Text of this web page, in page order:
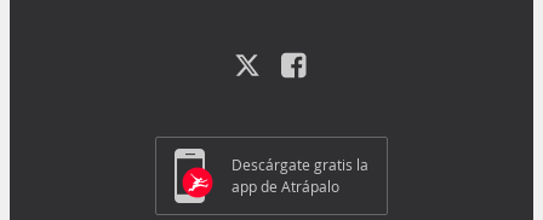
Descárgate gratis la
app de Atrápalo